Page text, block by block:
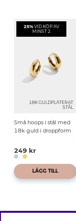
25% VID KÖP AV
MINST 2
18K GULDPLÄTERAT
STÅL
Små hoops i stål med
18k guld i droppform
249 kr
LÄGG TILL